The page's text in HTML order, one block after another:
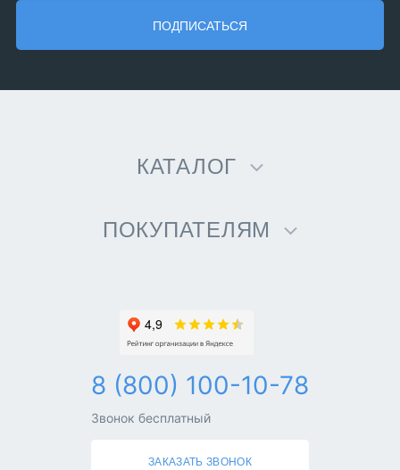
ПОДПИСАТЬСЯ
КАТАЛОГ
ПОКУПАТЕЛЯМ
8 (800) 100-10-78
Звонок бесплатный
ЗАКАЗАТЬ ЗВОНОК